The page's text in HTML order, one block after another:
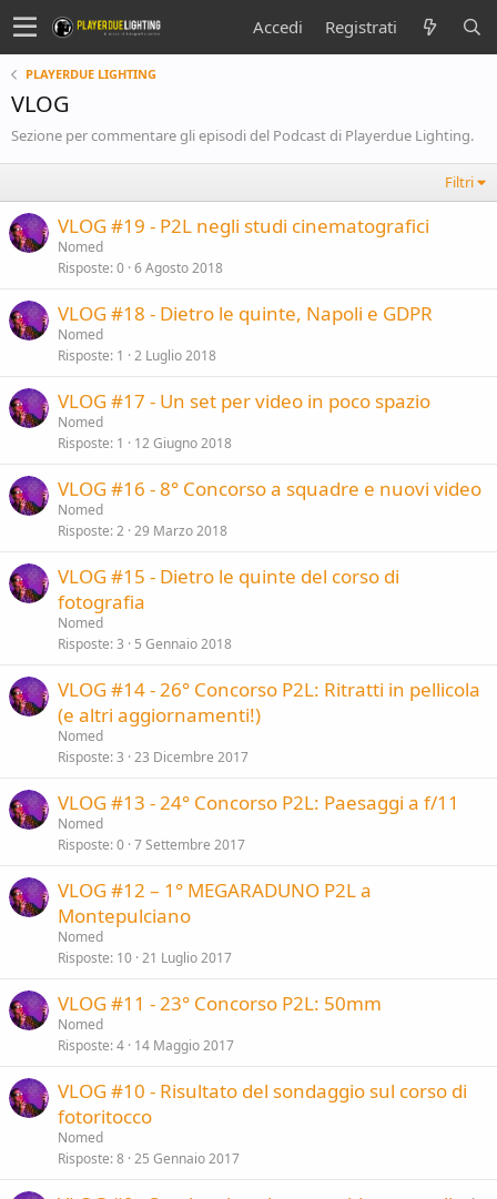
Accedi Registrati
PLAYERDUE LIGHTING
VLOG
Sezione per commentare gli episodi del Podcast di Playerdue Lighting.
Filtri
VLOG #19 - P2L negli studi cinematografici
Nomed
Risposte 0 6 Agosto 2018
VLOG #18 - Dietro le quinte, Napoli e GDPR
Nomed
Risposte 1 2 Luglio 2018
VLOG #17 - Un set per video in poco spazio
Nomed
Risposte 1 12 Giugno 2018
VLOG #16 - 8° Concorso a squadre e nuovi video
Nomed
Risposte 2 29 Marzo 2018
VLOG #15 - Dietro le quinte del corso di
fotografia
Nomed
Risposte 3 5 Gennaio 2018
VLOG #14 - 26° Concorso P2L: Ritratti in pellicola
(e altri aggiornamenti!)
Nomed
Risposte 3 23 Dicembre 2017
VLOG #13 - 24° Concorso P2L: Paesaggi a f/11
Nomed
Risposte 0 7 Settembre 2017
VLOG #12 – 1° MEGARADUNO P2L a
Montepulciano
Nomed
Risposte 10 21 Luglio 2017
VLOG #11 - 23° Concorso P2L: 50mm
Nomed
Risposte 4 14 Maggio 2017
VLOG #10 - Risultato del sondaggio sul corso di
fotoritocco
Nomed
Risposte 8 25 Gennaio 2017